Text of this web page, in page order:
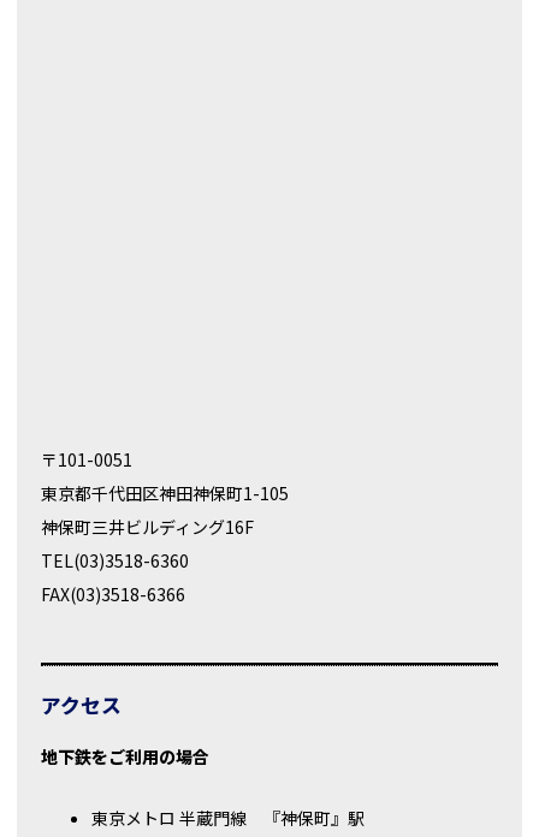
〒101-0051
東京都千代田区神田神保町1-105
神保町三井ビルディング16F
TEL(03)3518-6360
FAX(03)3518-6366
アクセス
地下鉄をご利用の場合
東京メトロ 半蔵門線 『神保町』駅